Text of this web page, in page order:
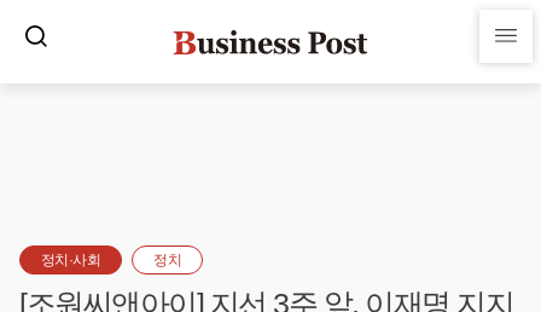
정치·사회 정치
[조원씨앤아이] 지선 3주 앞, 이재명 지지